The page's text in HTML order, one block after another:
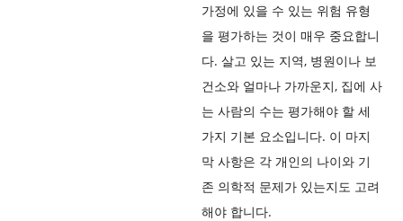
가정에 있을 수 있는 위험 유형
을 평가하는 것이 매우 중요합니
다. 살고 있는 지역, 병원이나 보
건소와 얼마나 가까운지, 집에 사
는 사람의 수는 평가해야 할 세
가지 기본 요소입니다. 이 마지
막 사항은 각 개인의 나이와 기
존 의학적 문제가 있는지도 고려
해야 합니다.